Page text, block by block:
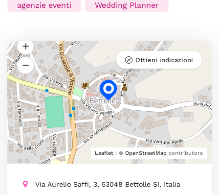
agenzie eventi Wedding Planner
Leaflet | © OpenStreetMap contributors
Ottieni indicazioni
Via Aurelio Saffi, 3, 53048 Bettolle SI, Italia